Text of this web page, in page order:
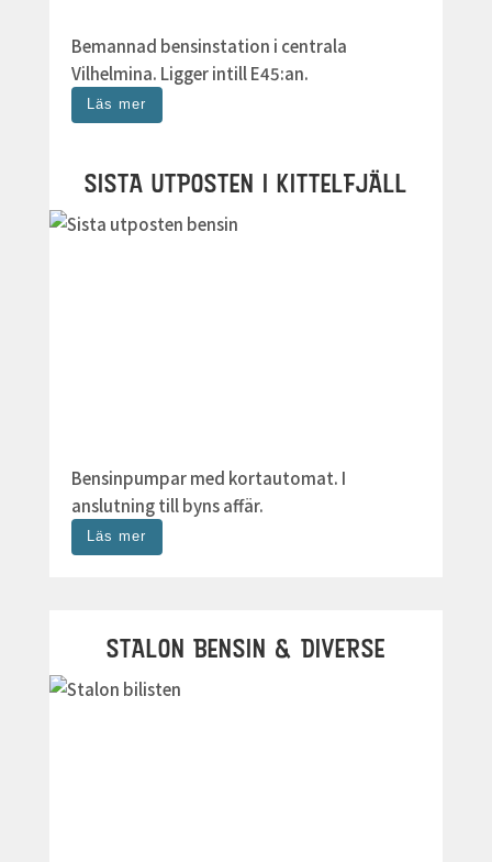
Bemannad bensinstation i centrala
Vilhelmina. Ligger intill E45:an.
Läs mer
SISTA UTPOSTEN I KITTELFJÄLL
Bensinpumpar med kortautomat. I
anslutning till byns affär.
Läs mer
STALON BENSIN & DIVERSE